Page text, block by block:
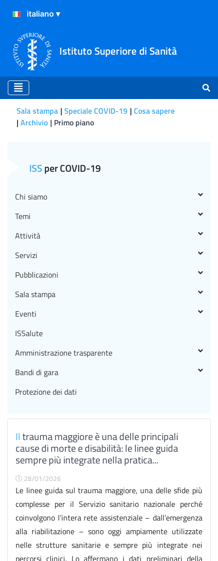
Istituto Superiore di Sanità
Sala stampa Speciale COVID-19 Cosa sapere
Archivio Primo piano
Iltrauma maggiore è una delle principali
cause di morte e disabilità: le linee guida
sempre più integrate nella pratica...
28/01/2026
Le linee guida sul trauma maggiore, una delle sfide più
complesse per il Servizio sanitario nazionale perché
coinvolgono l’intera rete assistenziale – dall’emergenza
alla riabilitazione – sono oggi ampiamente utilizzate
nelle strutture sanitarie e sempre più integrate nei
percorsi clinici. Lo affermano i dati preliminari della
ISSper COVID-19
Chi siamo
Temi
Attività
Servizi
Pubblicazioni
Sala stampa
Eventi
ISSalute
Amministrazione trasparente
Bandi di gara
Protezione dei dati